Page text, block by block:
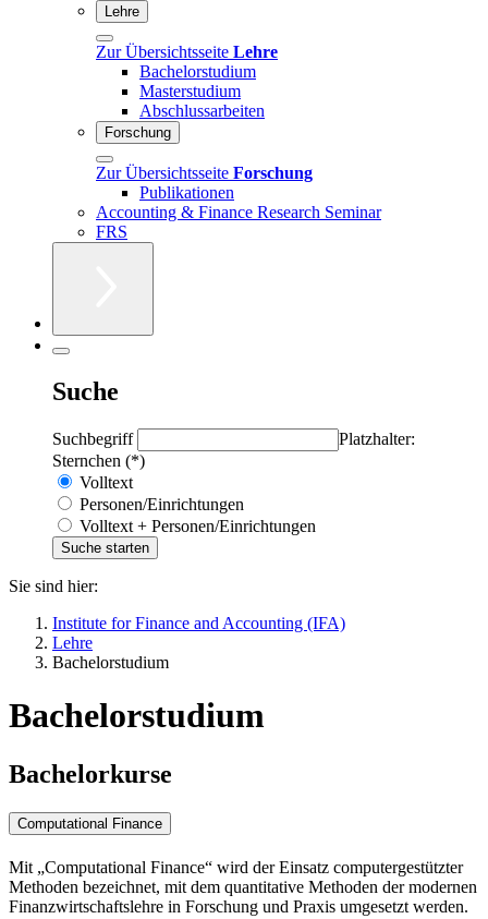
Lehre
Zur Übersichtsseite Lehre
Bachelorstudium
Masterstudium
Abschlussarbeiten
Forschung
Zur Übersichtsseite Forschung
Publikationen
Accounting & Finance Research Seminar
FRS
Suche
Suchbegriff
Platzhalter:
Sternchen (*)
Volltext
Personen/Einrichtungen
Volltext + Personen/Einrichtungen
Sie sind hier:
Institute for Finance and Accounting (IFA)
Lehre
Bachelorstudium
Bachelorstudium
Bachelorkurse
Computational Finance
Mit „Computational Finance“ wird der Einsatz computergestützter
Methoden bezeichnet, mit dem quantitative Methoden der modernen
Finanzwirtschaftslehre in Forschung und Praxis umgesetzt werden.